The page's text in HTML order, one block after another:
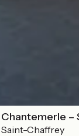
Saint-Chaffrey